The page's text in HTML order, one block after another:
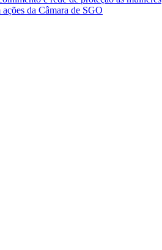
da Câmara de SGO